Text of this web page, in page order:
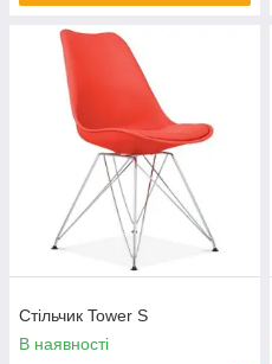
Стільчик Tower S
В наявності